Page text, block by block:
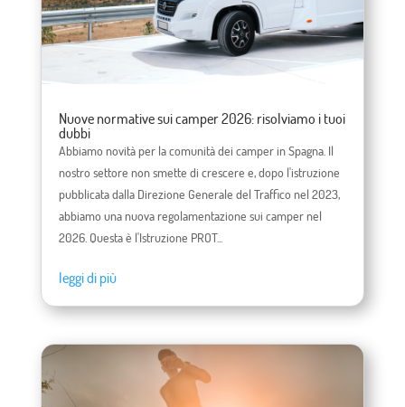
Nuove normative sui camper 2026: risolviamo i tuoi
dubbi
Abbiamo novità per la comunità dei camper in Spagna. Il
nostro settore non smette di crescere e, dopo l'istruzione
pubblicata dalla Direzione Generale del Traffico nel 2023,
abbiamo una nuova regolamentazione sui camper nel
2026. Questa è l'Istruzione PROT...
leggi di più